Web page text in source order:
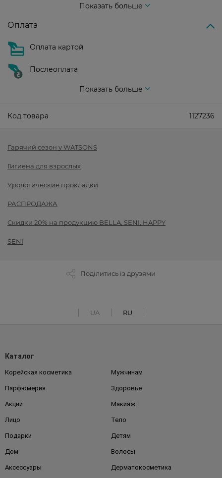
Показать больше
Оплата
Оплата картой
Послеоплата
Показать больше
Код товара 1127236
Гарячий сезон у WATSONS
Гигиена для взрослых
Урологические прокладки
РАСПРОДАЖА
Скидки 20% на продукцию BELLA, SENI, HAPPY
SENI
Поділитись із друзями
UA RU
Каталог
Корейская косметика Мужчинам
Парфюмерия Здоровье
Акции Макияж
Лицо Тело
Подарки Детям
Дом Волосы
Аксессуары Дерматокосметика